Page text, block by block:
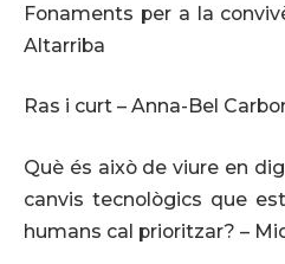
Fonaments per a la
Altarriba
Ras i curt – Anna-Bel
Què és això de viure en
canvis tecnològics que
humans cal prioritzar? –